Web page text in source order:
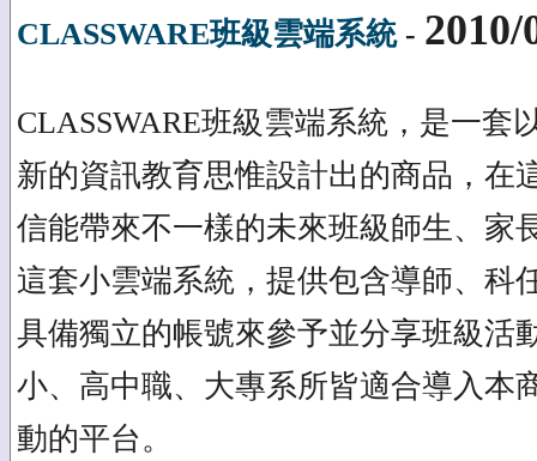
CLASSWARE班級雲端系統- 2010/
CLASSWARE班級雲端系統，是一套
新的資訊教育思惟設計出的商品，在
信能帶來不一樣的未來班級師生、家
這套小雲端系統，提供包含導師、科
具備獨立的帳號來參予並分享班級活
小、高中職、大專系所皆適合導入本
動的平台。